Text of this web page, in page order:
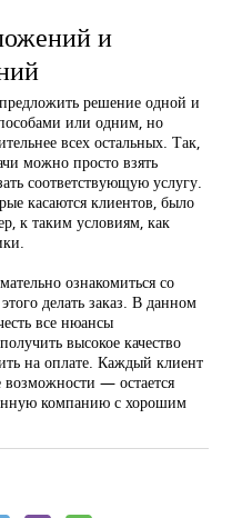
и
решение одной и
или одним, но
всех остальных. Так,
можно просто взять
соответствующую услугу.
касаются клиентов, было
к таким условиям, как
ознакомиться со
делать заказ. В данном
все нюансы
высокое качество
на оплате. Каждый клиент
возможности — остается
компанию с хорошим